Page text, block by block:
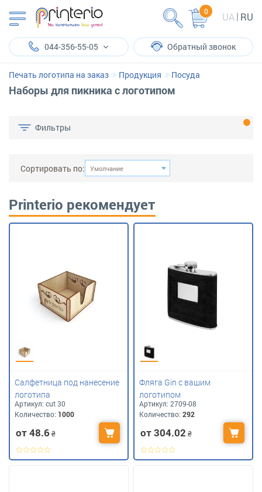
UA RU
0
044-356-55-05 Обратный звонок
Наборы для пикника с логотипом
Печать логотипа на заказ Продукция Посуда
Фильтры
Сортировать по: Умолчание
Printerio рекомендует
Салфетница под нанесение
логотипа
Артикул: сut 30
Количество: 1000
от 48.6₴
Фляга Gin с вашим
логотипом
Артикул:2709-08
Количество:292
от 304.02 ₴